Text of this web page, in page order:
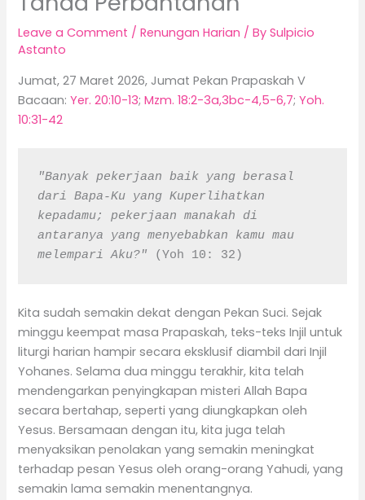
Leave a Comment /Renungan Harian / BySulpicio
Astanto
Jumat, 27 Maret 2026, Jumat Pekan Prapaskah V
Bacaan:Yer. 20:10-13;Mzm. 18:2-3a,3bc-4,5-6,7;Yoh.
10:31-42
"Banyak pekerjaan baik yang berasal
dari Bapa-Ku yang Kuperlihatkan
kepadamu; pekerjaan manakah di
antaranya yang menyebabkan kamu mau
melempari Aku?"
(Yoh 10: 32)
Kita sudah semakin dekat dengan Pekan Suci. Sejak
minggu keempat masa Prapaskah, teks-teks Injil untuk
liturgi harian hampir secara eksklusif diambil dari Injil
Yohanes. Selama dua minggu terakhir, kita telah
mendengarkan penyingkapan misteri Allah Bapa
secara bertahap, seperti yang diungkapkan oleh
Yesus. Bersamaan dengan itu, kita juga telah
menyaksikan penolakan yang semakin meningkat
terhadap pesan Yesus oleh orang-orang Yahudi, yang
semakin lama semakin menentangnya.